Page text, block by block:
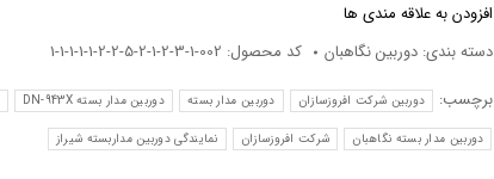
افزودن به علاقه مندی ها
دسته بندی: دوربین نگاهبان کد محصول: 002-1-3-2-1-2-5-2-2-1-1-1-1-1
برچسب:
دوربین شرکت افروزسازان دوربین مدار بسته دوربین مدار بسته DN-943X
دوربین مدار بسته نگاهبان شرکت افروزسازان نمایندگی دوربین مداربسته شیراز